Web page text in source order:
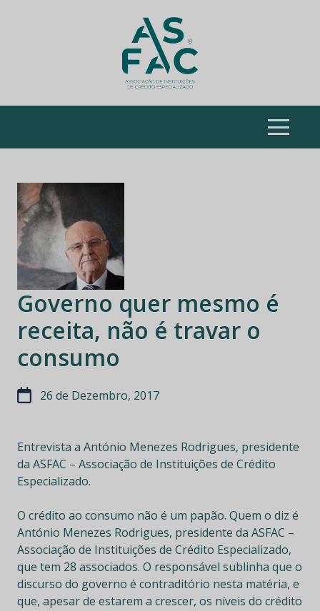
content
Governo quer mesmo é
receita, não é travar o
consumo
26 de Dezembro, 2017
Entrevista a António Menezes Rodrigues, presidente
da ASFAC – Associação de Instituições de Crédito
Especializado.
O crédito ao consumo não é um papão. Quem o diz é
António Menezes Rodrigues, presidente da ASFAC –
Associação de Instituições de Crédito Especializado,
que tem 28 associados. O responsável sublinha que o
discurso do governo é contraditório nesta matéria, e
que, apesar de estarem a crescer, os níveis do crédito